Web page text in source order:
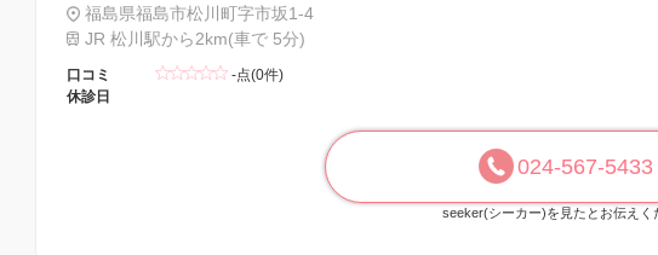
福島県福島市松川町字市坂1-4
JR 松川駅から2km(車で 5分)
口コミ
-点(0件)
休診日
024-567-5433
seeker(シーカー)を見たとお伝えく